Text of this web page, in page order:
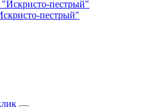
пестрый"